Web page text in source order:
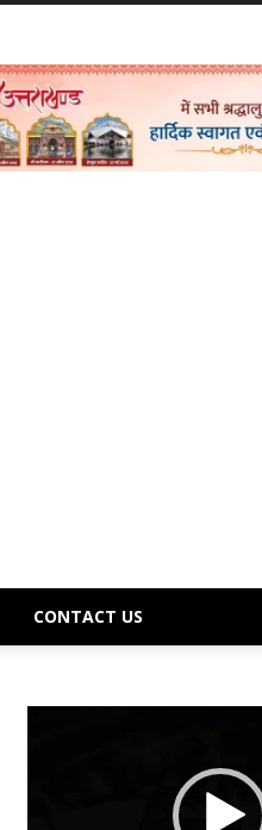
CONTACT US